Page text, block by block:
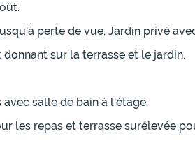
perte de vue. Jardin privé
sur la terrasse et le jardin.
salle de bain à l'étage.
les repas et terrasse surélevée